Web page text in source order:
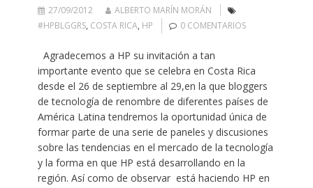
27/09/2012
ALBERTO MARÍN MORÁN
#HPBLGGRS, COSTA RICA, HP 0 COMENTARIOS
Agradecemos a HP su invitación a tan
importante evento que se celebra en Costa Rica
desde el 26 de septiembre al 29,en la que bloggers
de tecnología de renombre de diferentes países de
América Latina tendremos la oportunidad única de
formar parte de una serie de paneles y discusiones
sobre las tendencias en el mercado de la tecnología
y la forma en que HP está desarrollando en la
región. Así como de observar está haciendo HP en